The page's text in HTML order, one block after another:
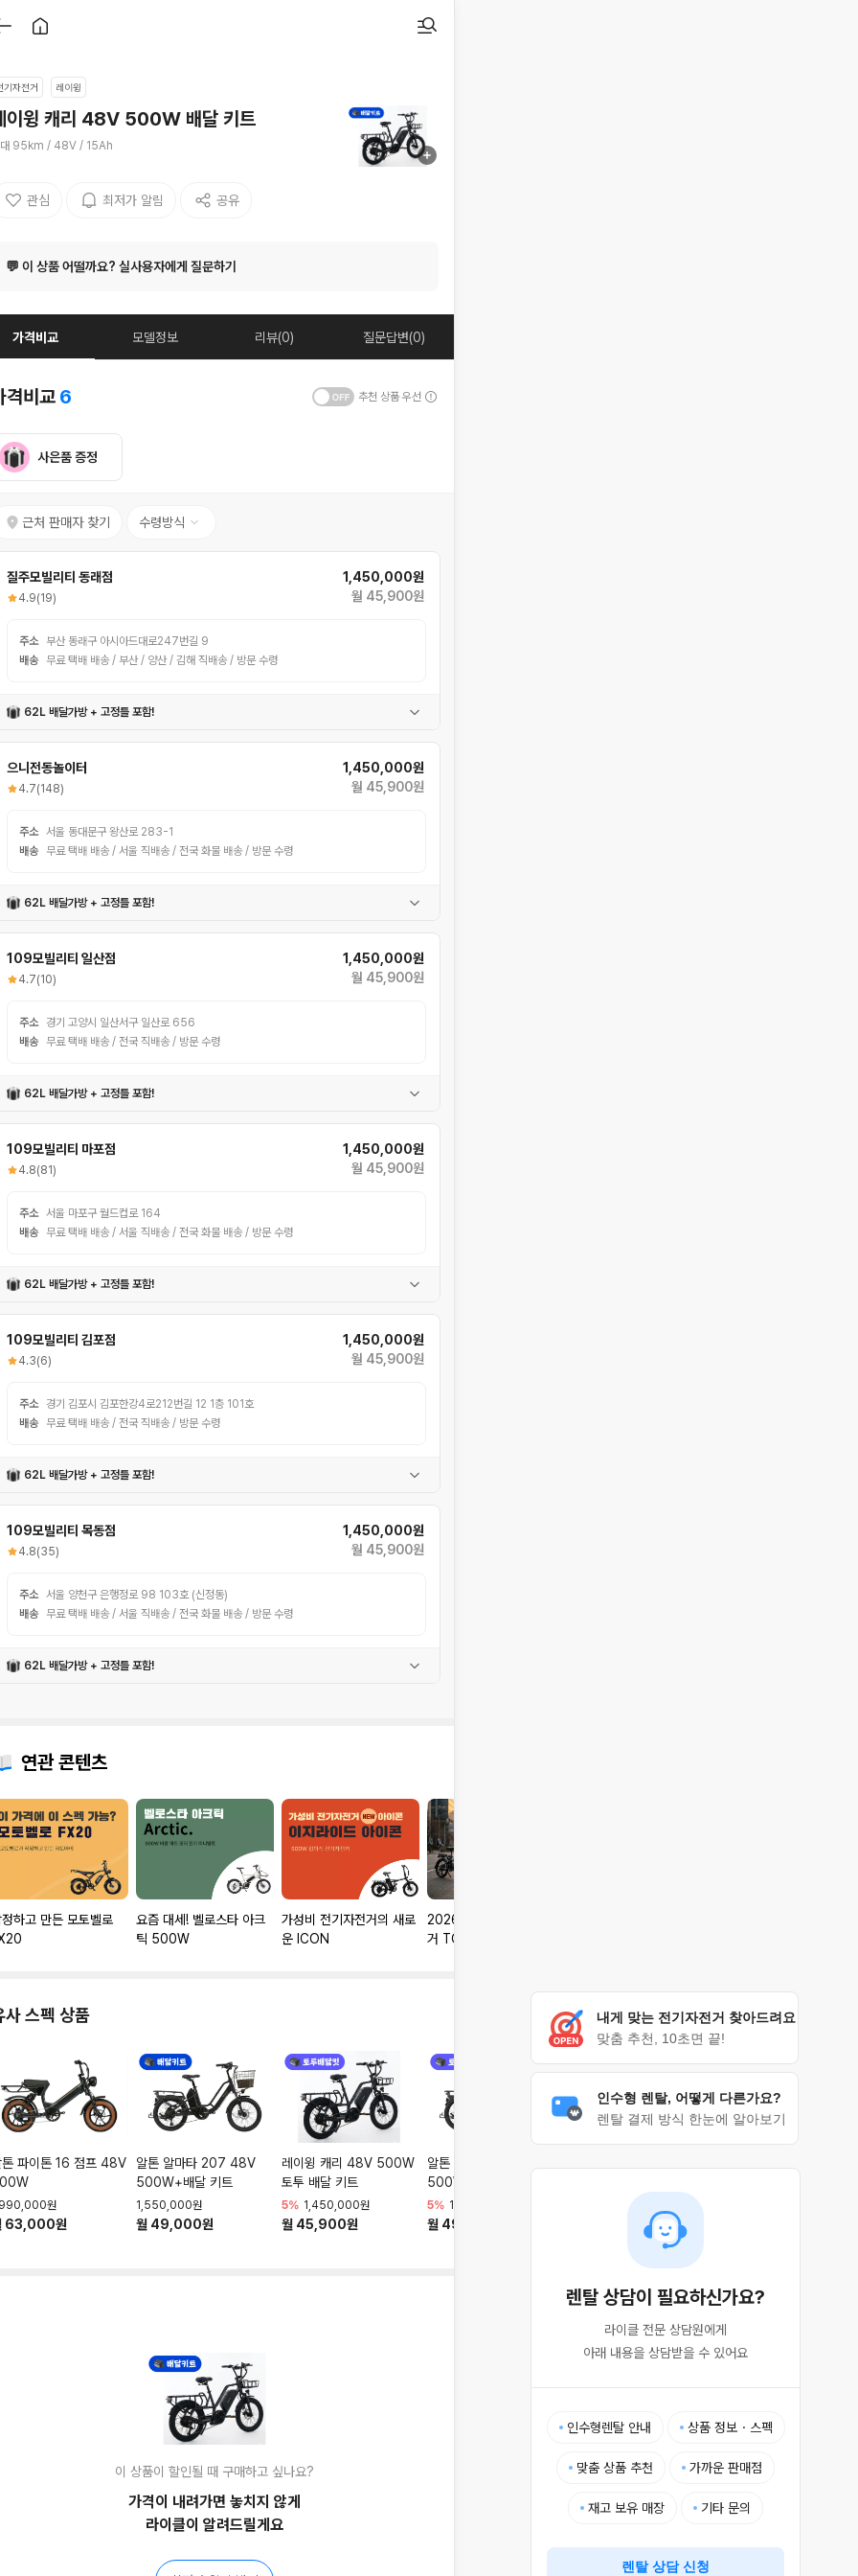
기자전거 레이윙
이윙 캐리 48V 500W 배달 키트
95km / 48V / 15Ah
관심 최저가 알림 공유
💬 이 상품 어떨까요? 실사용자에게 질문하기
가격비교 모델정보 리뷰(0) 질문답변(0)
격비교 6 추천 상품 우선
사은품 증정
근처 판매자 찾기 수령방식
질주모빌리티 동래점
4.9(19)
1,450,000원
월 45,900원
주소
부산 동래구 아시아드대로247번길 9
배송
무료 택배 배송 / 부산 / 양산 / 김해 직배송 / 방문 수령
62L 배달가방 + 고정틀 포함!
으니전동놀이터
4.7(148)
1,450,000원
월 45,900원
주소 서울 동대문구 왕산로 283-1
배송
무료 택배 배송 / 서울 직배송 / 전국 화물 배송 / 방문 수령
62L 배달가방 + 고정틀 포함!
109모빌리티 일산점
4.7(10)
1,450,000원
월 45,900원
주소
경기 고양시 일산서구 일산로 656
배송
무료 택배 배송 / 전국 직배송 / 방문 수령
62L 배달가방 + 고정틀 포함!
109모빌리티 마포점
4.8(81)
1,450,000원
월 45,900원
주소 서울 마포구 월드컵로 164
배송
무료 택배 배송 / 서울 직배송 / 전국 화물 배송 / 방문 수령
62L 배달가방 + 고정틀 포함!
109모빌리티 김포점
4.3(6)
1,450,000원
월 45,900원
주소
경기 김포시 김포한강4로212번길 12 1층 101호
배송
무료 택배 배송 / 전국 직배송 / 방문 수령
62L 배달가방 + 고정틀 포함!
109모빌리티 목동점
4.8(35)
1,450,000원
월 45,900원
주소 서울 양천구 은행정로 98 103호 (신정동)
배송
무료 택배 배송 / 서울 직배송 / 전국 화물 배송 / 방문 수령
62L 배달가방 + 고정틀 포함!
연관 콘텐츠
하고 만든 모토벨로
요즘 대세! 벨로스타 아크
틱 500W
가성비 전기자전거의 새로
운 ICON
2026년 배달용 전기자전
거 TOP3
사 스펙 상품
톤 파이톤 16 점프 48V
원
63,000원
알톤 알마타 207 48V
500W+배달 키트
1,550,000원
월 49,000원
레이윙 캐리 48V 500W
토투 배달 키트
5% 1,450,000원
월 45,900원
알톤 알마타 207 48V
500W 토투 배달 키트
5% 1,550,000원
월 49,000원
1,490,000원
이 상품이 할인될 때 구매하고 싶나요?
가격이 내려가면 놓치지 않게
라이클이 알려드릴게요
내게 맞는 전기자전거 찾아드려요
맞춤 추천, 10초면 끝!
인수형 렌탈, 어떻게 다른가요?
렌탈 결제 방식 한눈에 알아보기
렌탈 상담이 필요하신가요?
라이클 전문 상담원에게
아래 내용을 상담받을 수 있어요
인수형렌탈 안내 상품 정보・스펙
맞춤 상품 추천 가까운 판매점
재고 보유 매장 기타 문의
렌탈 상담 신청